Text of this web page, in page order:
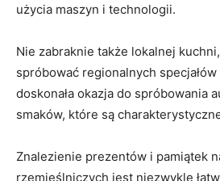
użycia maszyn i technologii.
Nie zabraknie także ⁤lokalnej
spróbować regionalnych
doskonała⁤ okazja do spróbowania
smaków, ‌które są
Znalezienie prezentów i pamiątek
rzemieślniczych ‍jest niezwykle